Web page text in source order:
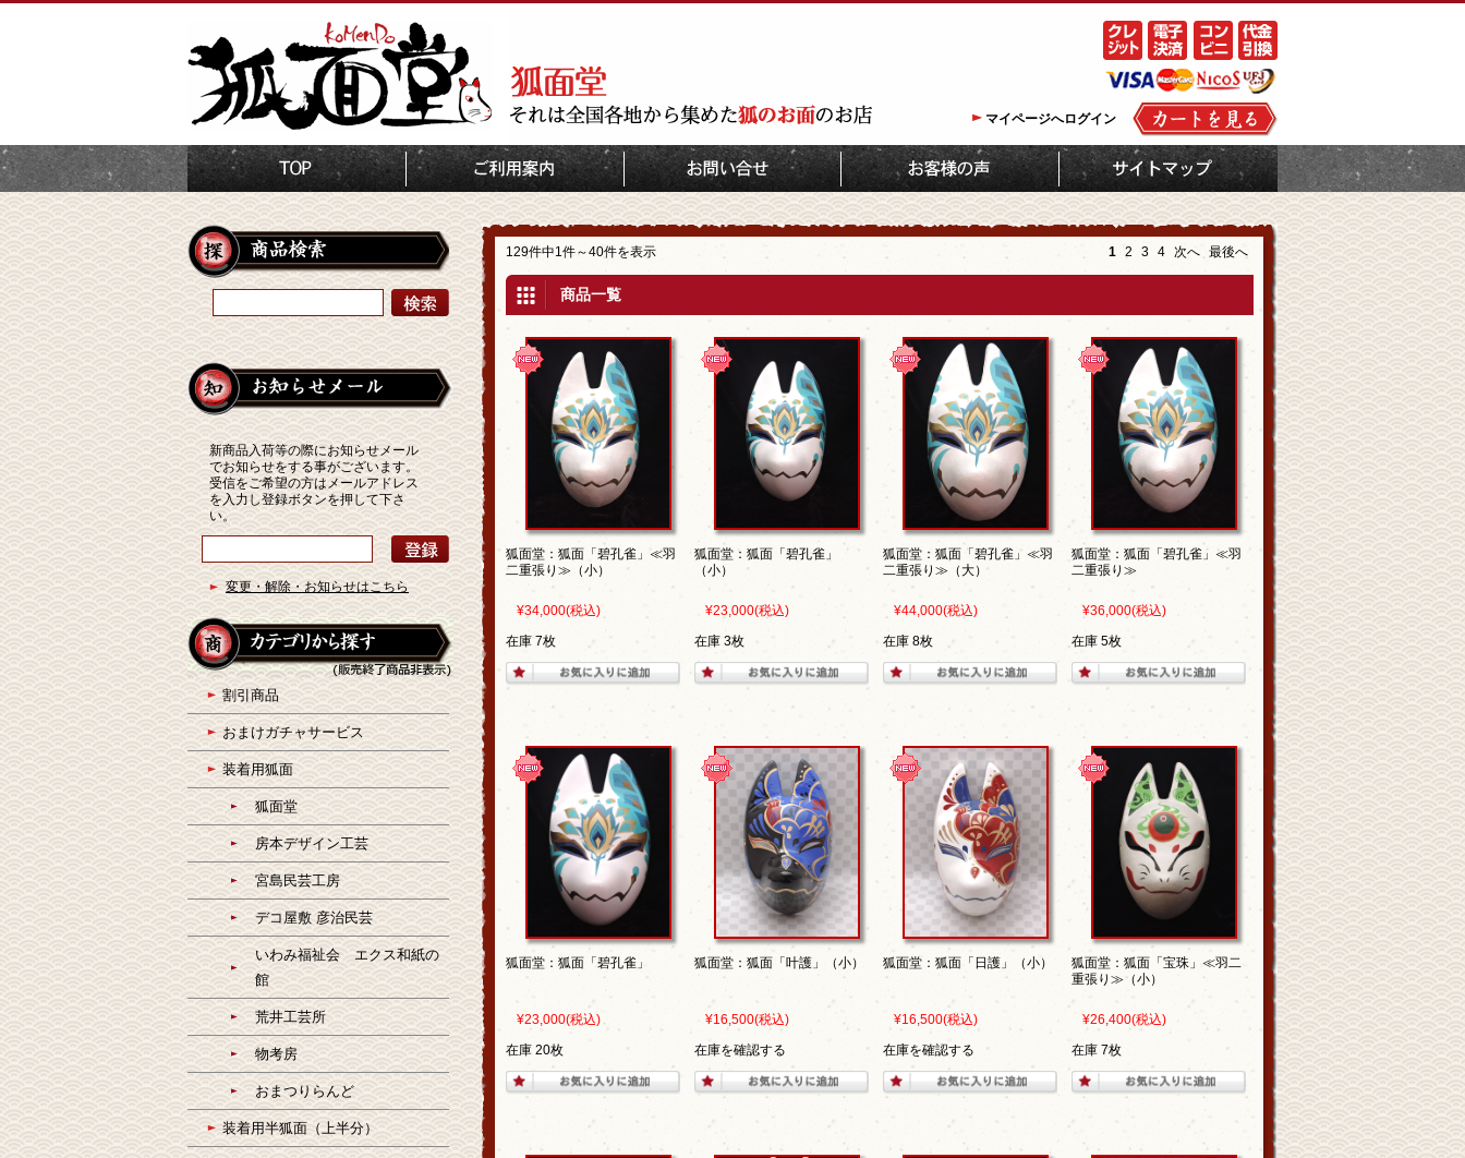
マイページへログイン
129件中1件～40件を表示 1 2 3 4 次へ 最後へ
商品一覧
狐面堂：狐面「碧孔雀」≪羽
二重張り≫（小）
¥34,000(税込)
在庫 7枚
狐面堂：狐面「碧孔雀」
（小）
¥23,000(税込)
在庫 3枚
狐面堂：狐面「碧孔雀」≪羽
二重張り≫（大）
¥44,000(税込)
在庫 8枚
狐面堂：狐面「碧孔雀」≪羽
二重張り≫
¥36,000(税込)
在庫 5枚
狐面堂：狐面「碧孔雀」
¥23,000(税込)
在庫 20枚
狐面堂：狐面「叶護」（小）
¥16,500(税込)
在庫を確認する
狐面堂：狐面「日護」（小）
¥16,500(税込)
在庫を確認する
狐面堂：狐面「宝珠」≪羽二
重張り≫（小）
¥26,400(税込)
在庫 7枚
新商品入荷等の際にお知らせメール
でお知らせをする事がございます。
受信をご希望の方はメールアドレス
を入力し登録ボタンを押して下さ
い。
変更・解除・お知らせはこちら
割引商品
おまけガチャサービス
装着用狐面
狐面堂
房本デザイン工芸
宮島民芸工房
デコ屋敷 彦治民芸
いわみ福祉会 エクス和紙の
館
荒井工芸所
物考房
おまつりらんど
装着用半狐面（上半分）